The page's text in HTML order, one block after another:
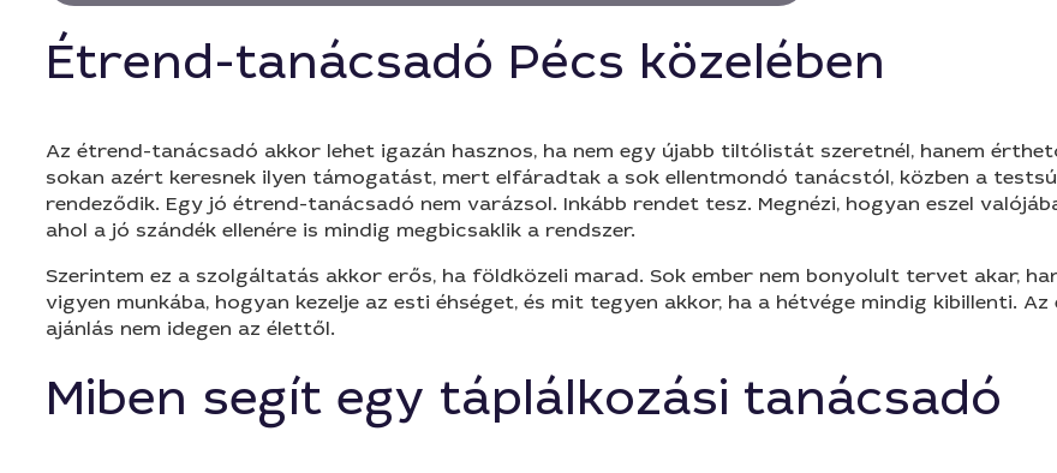
Étrend-tanácsadó Pécs közelében
Az étrend-tanácsadó akkor lehet igazán hasznos, ha nem egy újabb tiltólistát szeretnél, hanem
sokan azért keresnek ilyen támogatást, mert elfáradtak a sok ellentmondó tanácstól, közben a
rendeződik. Egy jó étrend-tanácsadó nem varázsol. Inkább rendet tesz. Megnézi, hogyan eszel
ahol a jó szándék ellenére is mindig megbicsaklik a rendszer.
Szerintem ez a szolgáltatás akkor erős, ha földközeli marad. Sok ember nem bonyolult tervet akar,
vigyen munkába, hogyan kezelje az esti éhséget, és mit tegyen akkor, ha a hétvége mindig kibillenti.
ajánlás nem idegen az élettől.
Miben segít egy táplálkozási tanácsadó